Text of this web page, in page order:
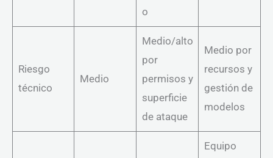
o
Riesgo
técnico
Medio
Medio/alto
por
permisos y
superficie
de ataque
Medio por
recursos y
gestión de
modelos
Equipo